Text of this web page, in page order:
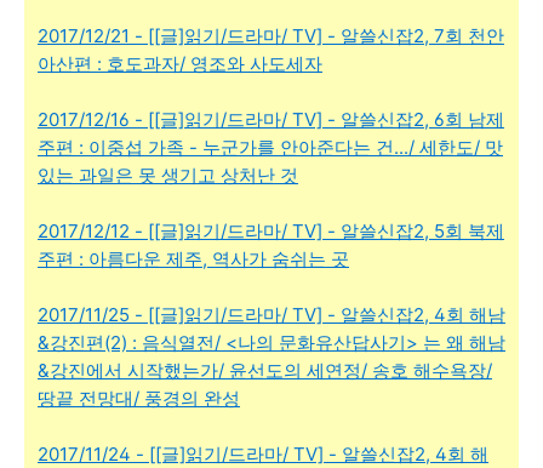
2017/12/21 - [[글]읽기/드라마/ TV] - 알쓸신잡2, 7회 천안
아산편 : 호도과자/ 영조와 사도세자
2017/12/16 - [[글]읽기/드라마/ TV] - 알쓸신잡2, 6회 남제
주편 : 이중섭 가족 - 누군가를 안아준다는 건.../ 세한도/ 맛
있는 과일은 못 생기고 상처난 것
2017/12/12 - [[글]읽기/드라마/ TV] - 알쓸신잡2, 5회 북제
주편 : 아름다운 제주, 역사가 숨쉬는 곳
2017/11/25 - [[글]읽기/드라마/ TV] - 알쓸신잡2, 4회 해남
&강진편(2) : 음식열전/ <나의 문화유산답사기> 는 왜 해남
&강진에서 시작했는가/ 윤선도의 세연정/ 송호 해수욕장/
땅끝 전망대/ 풍경의 완성
2017/11/24 - [[글]읽기/드라마/ TV] - 알쓸신잡2, 4회 해